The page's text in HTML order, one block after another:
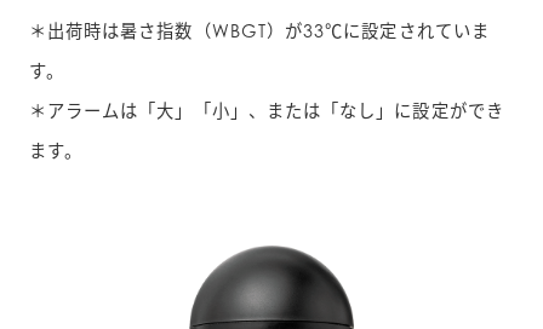
＊出荷時は暑さ指数（WBGT）が33℃に設定されていま
す。
＊アラームは「大」「小」、または「なし」に設定ができ
ます。